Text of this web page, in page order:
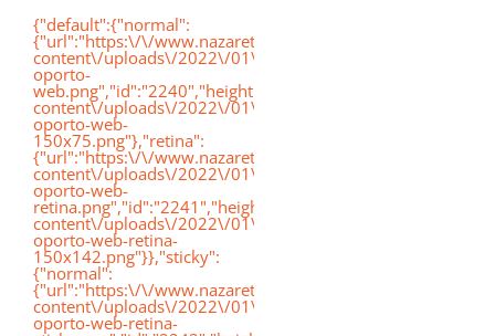
Saltar
contenido
{"default":{"normal":
{"url":"https:\/\/www.nazaretoporto.org\/wp-
content\/uploads\/2022\/01\/logo-
oporto-
content\/uploads\/2022\/01\/logo-
oporto-web-
150x75.png"},"retina":
{"url":"https:\/\/www.nazaretoporto.org\/wp-
content\/uploads\/2022\/01\/logo-
oporto-web-
content\/uploads\/2022\/01\/logo-
oporto-web-retina-
150x142.png"}},"sticky":
{"normal":
{"url":"https:\/\/www.nazaretoporto.org\/wp-
content\/uploads\/2022\/01\/logo-
oporto-web-retina-